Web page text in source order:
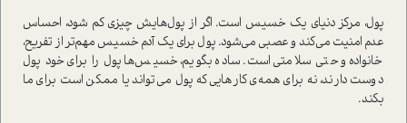
پول، مرکز دنیای یک خسیس است. اگر از پول‌هایش چیزی کم شود، احساس
عدم امنیت می‌کند و عصبی می‌شود. پول برای یک آدم خسیس مهم‌تر از تفریح،
خانواده و حتی سلامتی است. ساده بگویم، خسیس‌ها پول را برای خود پول
دوست دارند، نه برای همه‌ی کارهایی که پول می‌تواند یا ممکن است برای ما
بکند.